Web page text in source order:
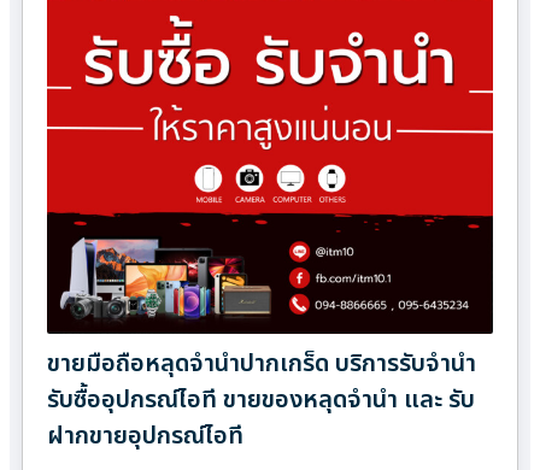
ขายมือถือหลุดจำนำปากเกร็ด บริการรับจำนำ
รับซื้ออุปกรณ์ไอที ขายของหลุดจำนำ และ รับ
ฝากขายอุปกรณ์ไอที